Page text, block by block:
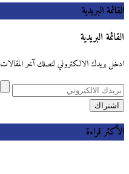
القائمة البريدية
القائمة البريدية
ادخل بريدك الالكتروني لتصلك آخر المقالات
الأكثر قراءة